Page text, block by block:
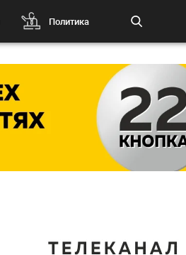
Политика